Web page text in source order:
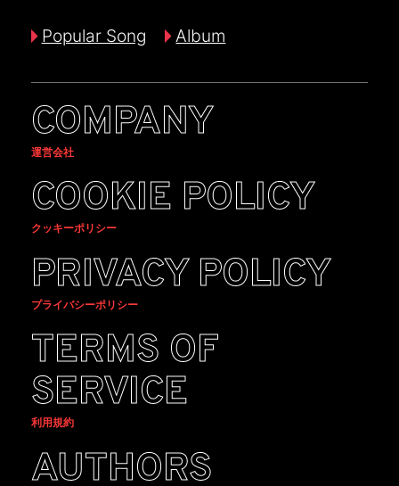
Popular Song Album
COMPANY
運営会社
COOKIE POLICY
クッキーポリシー
PRIVACY POLICY
プライバシーポリシー
TERMS OF
SERVICE
利用規約
AUTHORS